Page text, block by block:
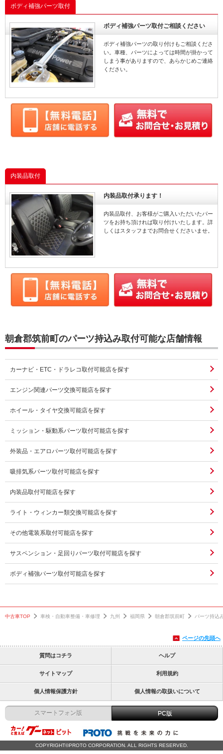
ボディ補強パーツ取付
ボディ補強パーツ取付ご相談ください
ボディ補強パーツの取り付けもご相談くださ
い。車種、パーツによっては時間が掛かって
しまう事がありますので、あらかじめご連絡
ください。
内装品取付
内装品取付承ります！
内装品取付、お客様がご購入いただいたパー
ツをお持ち頂ければ取り付けいたします。詳
しくはスタッフまでお問合せくださいませ。
朝倉郡筑前町のパーツ持込み取付可能な店舗情報
カーナビ・ETC・ドラレコ取付可能店を探す
エンジン関連パーツ交換可能店を探す
ホイール・タイヤ交換可能店を探す
ミッション・駆動系パーツ取付可能店を探す
外装品・エアロパーツ取付可能店を探す
吸排気系パーツ取付可能店を探す
内装品取付可能店を探す
ライト・ウィンカー類交換可能店を探す
その他電装系取付可能店を探す
サスペンション・足回りパーツ取付可能店を探す
ボディ補強パーツ取付可能店を探す
中古車TOP 車検・自動車整備・車修理 九州 福岡県 朝倉郡筑前町 パーツ持込
ページの先頭へ
質問はコチラ ヘルプ
サイトマップ 利用規約
個人情報保護方針 個人情報の取扱いについて
スマートフォン版 PC版
COPYRIGHT©PROTO CORPORATION. ALL RIGHTS RESERVED.